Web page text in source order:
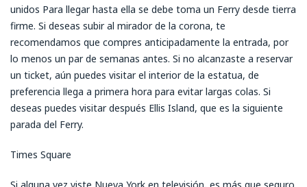
unidos Para llegar hasta ella se debe toma un Ferry desde tierra
firme. Si deseas subir al mirador de la corona, te
recomendamos que compres anticipadamente la entrada, por
lo menos un par de semanas antes. Si no alcanzaste a reservar
un ticket, aún puedes visitar el interior de la estatua, de
preferencia llega a primera hora para evitar largas colas. Si
deseas puedes visitar después Ellis Island, que es la siguiente
parada del Ferry.
Times Square